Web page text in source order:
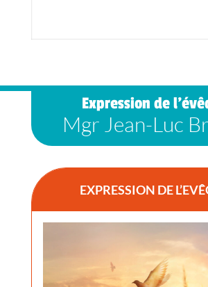
Expression de
Mgr Jean-Luc
EXPRESSION DE